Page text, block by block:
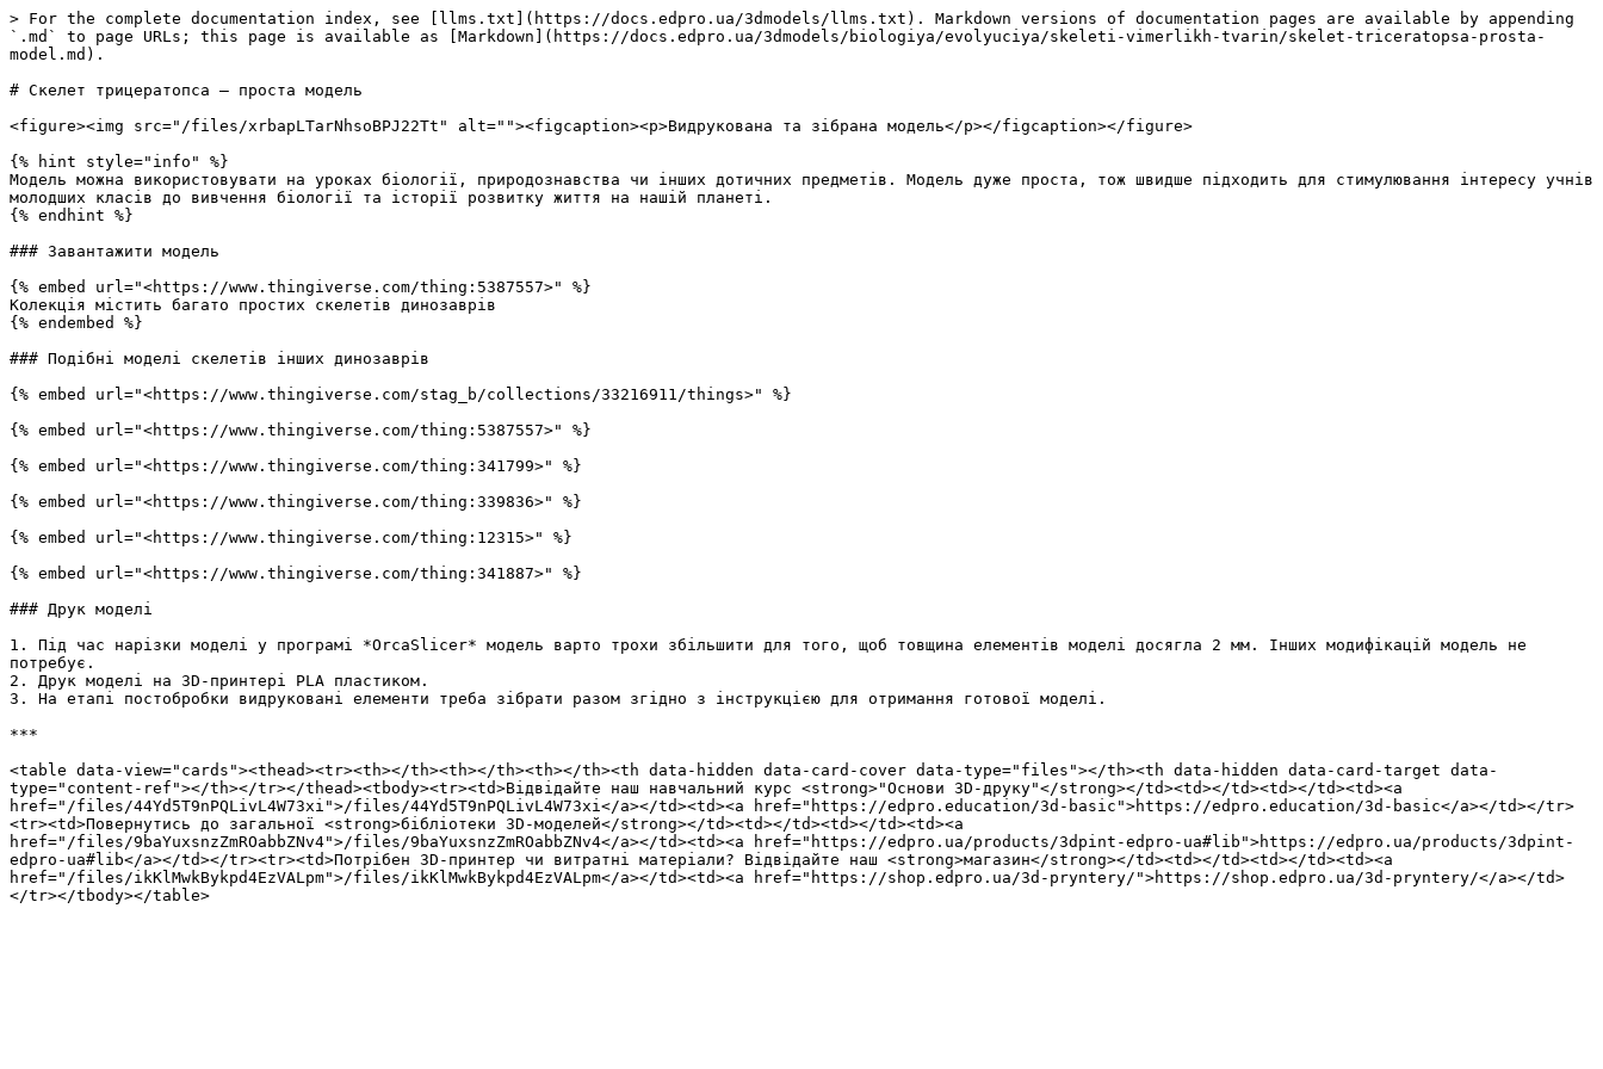
> For the complete documentation index, see [llms.txt](https://docs.edpro.ua/3dmodels/llms.txt). Markdown versions of documentation pages are available by appending
`.md` to page URLs; this page is available as [Markdown](https://docs.edpro.ua/3dmodels/biologiya/evolyuciya/skeleti-vimerlikh-tvarin/skelet-triceratopsa-prosta-
model.md).
# Скелет трицератопса – проста модель
<figure><img src="/files/xrbapLTarNhsoBPJ22Tt" alt=""><figcaption><p>Видрукована та зібрана модель</p></figcaption></figure>
{% hint style="info" %}
Модель можна використовувати на уроках біології, природознавства чи інших дотичних предметів. Модель дуже проста, тож швидше підходить для стимулювання інтересу учнів
молодших класів до вивчення біології та історії розвитку життя на нашій планеті.
{% endhint %}
### Завантажити модель
{% embed url="<https://www.thingiverse.com/thing:5387557>" %}
Колекція містить багато простих скелетів динозаврів
{% endembed %}
### Подібні моделі скелетів інших динозаврів
{% embed url="<https://www.thingiverse.com/stag_b/collections/33216911/things>" %}
{% embed url="<https://www.thingiverse.com/thing:5387557>" %}
{% embed url="<https://www.thingiverse.com/thing:341799>" %}
{% embed url="<https://www.thingiverse.com/thing:339836>" %}
{% embed url="<https://www.thingiverse.com/thing:12315>" %}
{% embed url="<https://www.thingiverse.com/thing:341887>" %}
### Друк моделі
1. Під час нарізки моделі у програмі *OrcaSlicer* модель варто трохи збільшити для того, щоб товщина елементів моделі досягла 2 мм. Інших модифікацій модель не
потребує.
2. Друк моделі на 3D-принтері PLA пластиком.
3. На етапі постобробки видруковані елементи треба зібрати разом згідно з інструкцією для отримання готової моделі.
***
<table data-view="cards"><thead><tr><th></th><th></th><th></th><th data-hidden data-card-cover data-type="files"></th><th data-hidden data-card-target data-
type="content-ref"></th></tr></thead><tbody><tr><td>Відвідайте наш навчальний курс <strong>"Основи 3D-друку"</strong></td><td></td><td></td><td><a
href="/files/44Yd5T9nPQLivL4W73xi">/files/44Yd5T9nPQLivL4W73xi</a></td><td><a href="https://edpro.education/3d-basic">https://edpro.education/3d-basic</a></td></tr>
<tr><td>Повернутись до загальної <strong>бібліотеки 3D-моделей</strong></td><td></td><td></td><td><a
href="/files/9baYuxsnzZmROabbZNv4">/files/9baYuxsnzZmROabbZNv4</a></td><td><a href="https://edpro.ua/products/3dpint-edpro-ua#lib">https://edpro.ua/products/3dpint-
edpro-ua#lib</a></td></tr><tr><td>Потрібен 3D-принтер чи витратні матеріали? Відвідайте наш <strong>магазин</strong></td><td></td><td></td><td><a
href="/files/ikKlMwkBykpd4EzVALpm">/files/ikKlMwkBykpd4EzVALpm</a></td><td><a href="https://shop.edpro.ua/3d-pryntery/">https://shop.edpro.ua/3d-pryntery/</a></td>